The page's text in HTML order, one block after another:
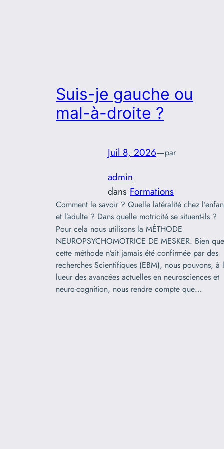
Suis-je gauche ou
mal-à-droite ?
Juil 8, 2026—par
admin
dans Formations
Comment le savoir ? Quelle latéralité chez
et l’adulte ? Dans quelle motricité se situent-ils ?
Pour cela nous utilisons la MÉTHODE
NEUROPSYCHOMOTRICE DE MESKER. Bien que
cette méthode n’ait jamais été confirmée par des
recherches Scientifiques (EBM), nous pouvons, à
lueur des avancées actuelles en neurosciences et
neuro-cognition, nous rendre compte que…